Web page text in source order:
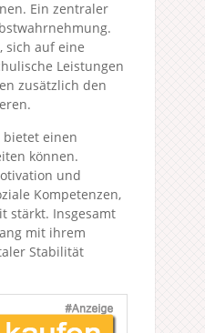
Ein zentraler
sich auf eine
Leistungen
zusätzlich den
bietet einen
können.
und
Kompetenzen,
stärkt. Insgesamt
mit ihrem
Stabilität